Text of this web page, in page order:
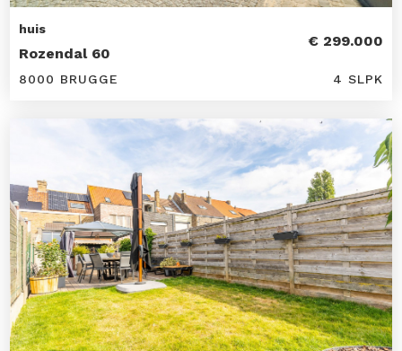
huis
Rozendal 60
€ 299.000
8000 BRUGGE 4 SLPK